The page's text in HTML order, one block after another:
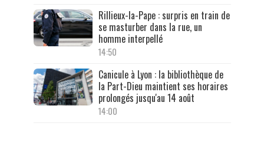
Rillieux-la-Pape : surpris en train de
se masturber dans la rue, un
homme interpellé
14:50
Canicule à Lyon : la bibliothèque de
la Part-Dieu maintient ses horaires
prolongés jusqu'au 14 août
14:00